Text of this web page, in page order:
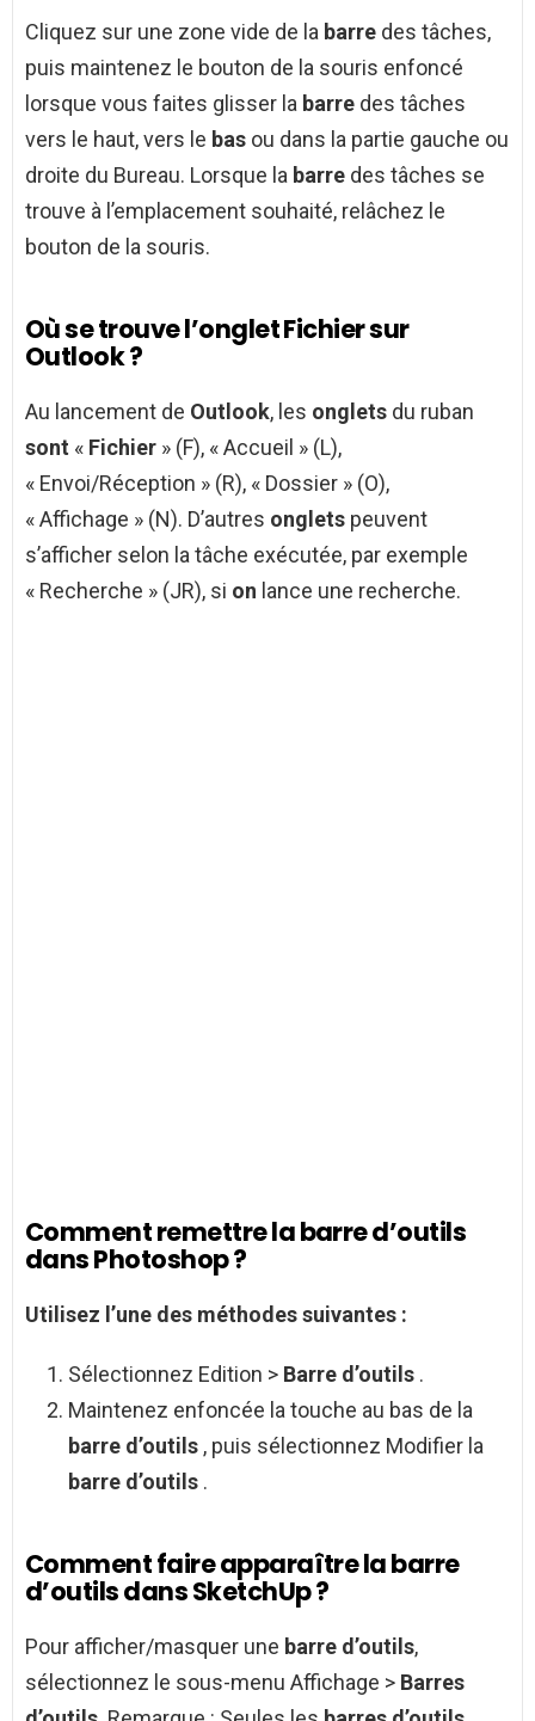
Cliquez sur une zone vide de la barre des tâches,
puis maintenez le bouton de la souris enfoncé
lorsque vous faites glisser la barre des tâches
vers le haut, vers le bas ou dans la partie gauche ou
droite du Bureau. Lorsque la barre des tâches se
trouve à l’emplacement souhaité, relâchez le
bouton de la souris.
Où se trouve l’onglet Fichier sur
Outlook ?
Au lancement de Outlook, les onglets du ruban
sont « Fichier » (F), « Accueil » (L),
« Envoi/Réception » (R), « Dossier » (O),
« Affichage » (N). D’autres onglets peuvent
s’afficher selon la tâche exécutée, par exemple
« Recherche » (JR), si on lance une recherche.
Comment remettre la barre d’outils
dans Photoshop ?
Utilisez l’une des méthodes suivantes :
Sélectionnez Edition > Barre d’outils .
Maintenez enfoncée la touche au bas de la
barre d’outils , puis sélectionnez Modifier la
barre d’outils .
Comment faire apparaître la barre
d’outils dans SketchUp ?
Pour afficher/masquer une barre d’outils,
sélectionnez le sous-menu Affichage > Barres